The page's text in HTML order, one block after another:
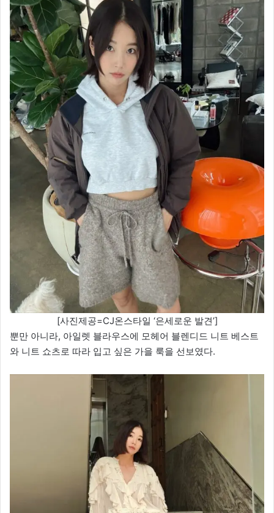
[사진제공=CJ온스타일 ‘은세로운 발견’]
뿐만 아니라, 아일렛 블라우스에 모헤어 블렌디드 니트 베스트
와 니트 쇼츠로 따라 입고 싶은 가을 룩을 선보였다.